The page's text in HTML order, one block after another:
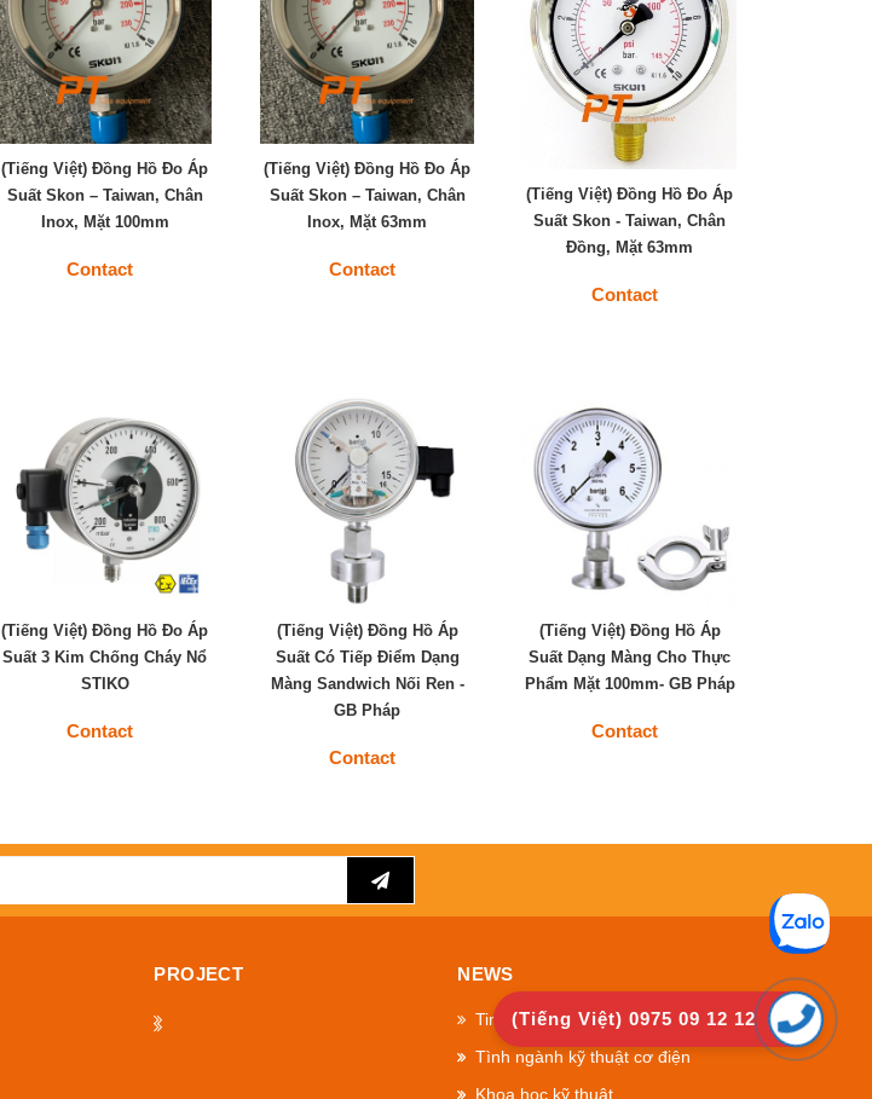
(Tiếng Việt) Đồng Hồ Đo Áp
Suất Skon – Taiwan, Chân
Inox, Mặt 100mm
Contact
(Tiếng Việt) Đồng Hồ Đo Áp
Suất Skon – Taiwan, Chân
Inox, Mặt 63mm
Contact
(Tiếng Việt) Đồng Hồ Đo Áp
Suất Skon - Taiwan, Chân
Đồng, Mặt 63mm
Contact
(Tiếng Việt) Đồng Hồ Đo Áp
Suất 3 Kim Chống Cháy Nổ
STIKO
Contact
(Tiếng Việt) Đồng Hồ Áp
Suất Có Tiếp Điểm Dạng
Màng Sandwich Nối Ren -
GB Pháp
Contact
(Tiếng Việt) Đồng Hồ Áp
Suất Dạng Màng Cho Thực
Phẩm Mặt 100mm- GB Pháp
Contact
PROJECT NEWS
Tin Công Ty
Tình ngành kỹ thuật cơ điện
Khoa học kỹ thuật
(Tiếng Việt) 0975 09 12 12